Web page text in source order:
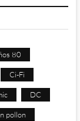
80
Ci-Fi
DC
pollon